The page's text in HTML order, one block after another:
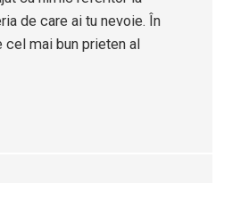
de care ai tu nevoie. În
cel mai bun prieten al